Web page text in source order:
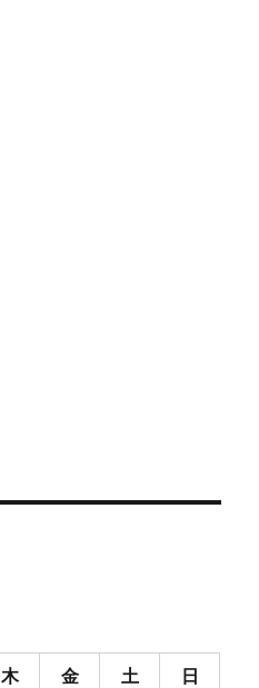
木 金 土 日